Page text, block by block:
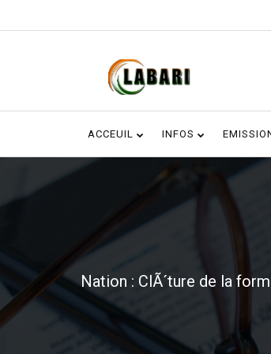
ACCEUIL INFOS
Nation : ClÃ´ture de la